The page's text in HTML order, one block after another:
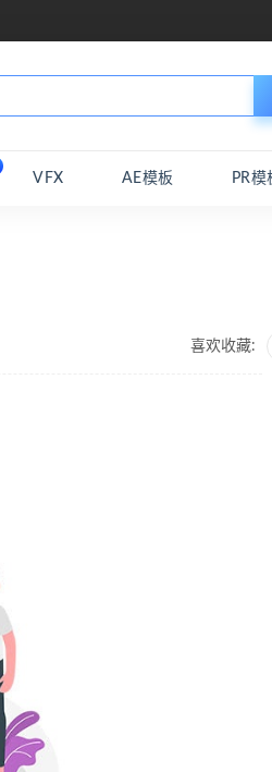
VFX AE模板 PR模
喜欢收藏: